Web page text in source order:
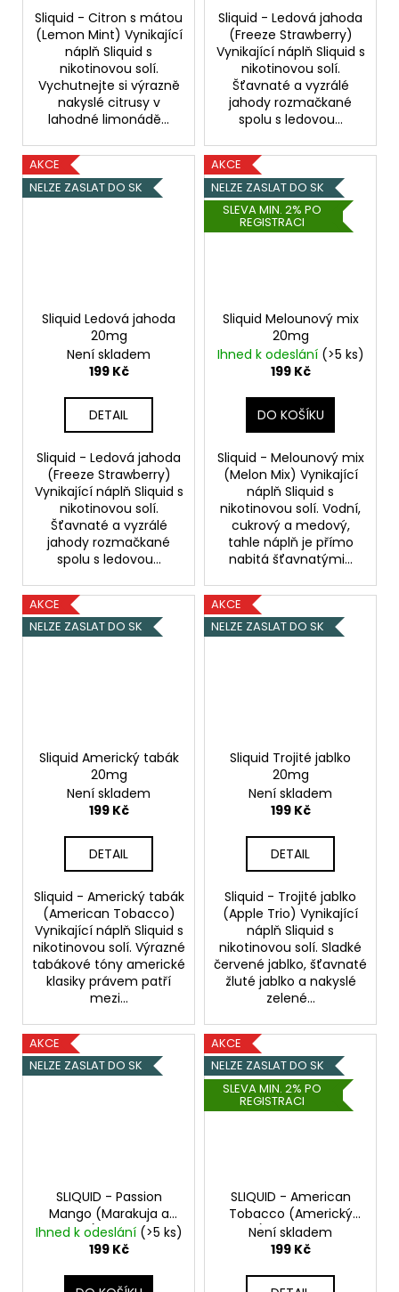
Sliquid - Citron s mátou
(Lemon Mint) Vynikající
náplň Sliquid s
nikotinovou solí.
Vychutnejte si výrazně
nakyslé citrusy v
lahodné limonádě...
Sliquid - Ledová jahoda
(Freeze Strawberry)
Vynikající náplň Sliquid s
nikotinovou solí.
Šťavnaté a vyzrálé
jahody rozmačkané
spolu s ledovou...
AKCE
NELZE ZASLAT DO SK
Sliquid Ledová jahoda
20mg
Není skladem
199 Kč
DETAIL
Sliquid - Ledová jahoda
(Freeze Strawberry)
Vynikající náplň Sliquid s
nikotinovou solí.
Šťavnaté a vyzrálé
jahody rozmačkané
spolu s ledovou...
AKCE
NELZE ZASLAT DO SK
SLEVA MIN. 2% PO
REGISTRACI
Sliquid Melounový mix
20mg
Ihned k odeslání (>5 ks)
199 Kč
DO KOŠÍKU
Sliquid - Melounový mix
(Melon Mix) Vynikající
náplň Sliquid s
nikotinovou solí. Vodní,
cukrový a medový,
tahle náplň je přímo
nabitá šťavnatými...
AKCE
NELZE ZASLAT DO SK
Sliquid Americký tabák
20mg
Není skladem
199 Kč
DETAIL
Sliquid - Americký tabák
(American Tobacco)
Vynikající náplň Sliquid s
nikotinovou solí. Výrazné
tabákové tóny americké
klasiky právem patří
mezi...
AKCE
NELZE ZASLAT DO SK
Sliquid Trojité jablko
20mg
Není skladem
199 Kč
DETAIL
Sliquid - Trojité jablko
(Apple Trio) Vynikající
náplň Sliquid s
nikotinovou solí. Sladké
červené jablko, šťavnaté
žluté jablko a nakyslé
zelené...
AKCE
NELZE ZASLAT DO SK
SLIQUID - Passion
Mango (Marakuja a
mango) - 10mgSalt
e-liquid
Ihned k odeslání (>5 ks)
199 Kč
AKCE
NELZE ZASLAT DO SK
SLEVA MIN. 2% PO
REGISTRACI
SLIQUID - American
Tobacco (Americký
tabák) - 10mgSalt e-
liquid
Není skladem
199 Kč